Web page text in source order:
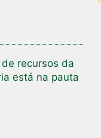
recursos da
está na pauta